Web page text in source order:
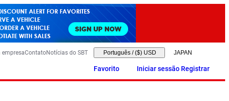
empresaContatoNotícias do SBT Português / ($) USD
Favorito Iniciar sessão Registrar